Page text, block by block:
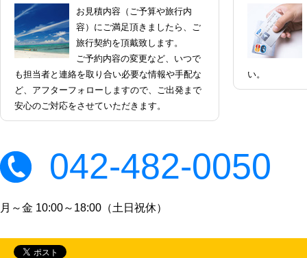
お見積内容（ご予算や旅行内
容）にご満足頂きましたら、ご
旅行契約を頂戴致します。
ご予約内容の変更など、いつで
も担当者と連絡を取り合い必要な情報や手配な
ど、アフターフォローしますので、ご出発まで
安心のご対応をさせていただきます。
い。
042-482-0050
月～金 10:00～18:00（土日祝休）